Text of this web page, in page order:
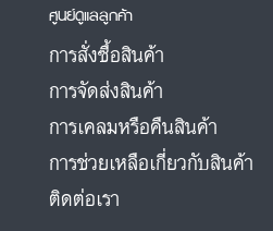
ศูนย์ดูแลลูกค้า
การสั่งซื้อสินค้า
การจัดส่งสินค้า
การเคลมหรือคืนสินค้า
การช่วยเหลือเกี่ยวกับสินค้า
ติดต่อเรา